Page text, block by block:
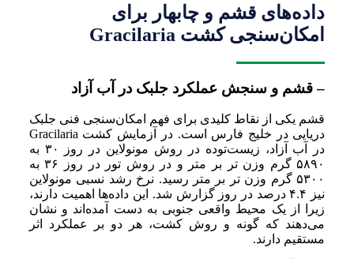
داده‌های قشم و چابهار برای
امکان‌سنجی کشت Gracilaria
– قشم و سنجش عملکرد جلبک در آب آزاد
قشم یکی از نقاط کلیدی برای فهم امکان‌سنجی فنی جلبک
دریایی در خلیج فارس است. در آزمایش کشت Gracilaria
در آب آزاد، زیست‌توده در روش مونولاین در روز ۳۰ به
۵۸۹۰ گرم وزن تر بر متر و در روش تور در روز ۳۶ به
۵۳۰۰ گرم وزن تر بر متر رسید. نرخ رشد نسبی مونولاین
نیز ۴.۴ درصد در روز گزارش شد. این داده‌ها اهمیت دارند،
زیرا از یک محیط واقعی جنوبی به دست آمده‌اند و نشان
می‌دهند که گونه و روش کشت، هر دو بر عملکرد اثر
مستقیم دارند.